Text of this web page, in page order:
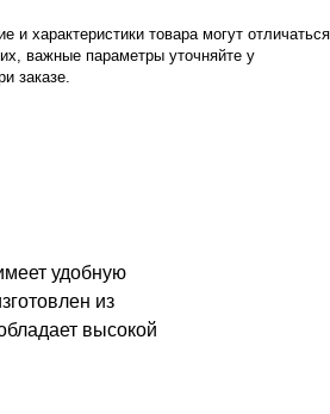
и характеристики товара могут отличаться
важные параметры уточняйте у
заказе.
удобную
из
высокой